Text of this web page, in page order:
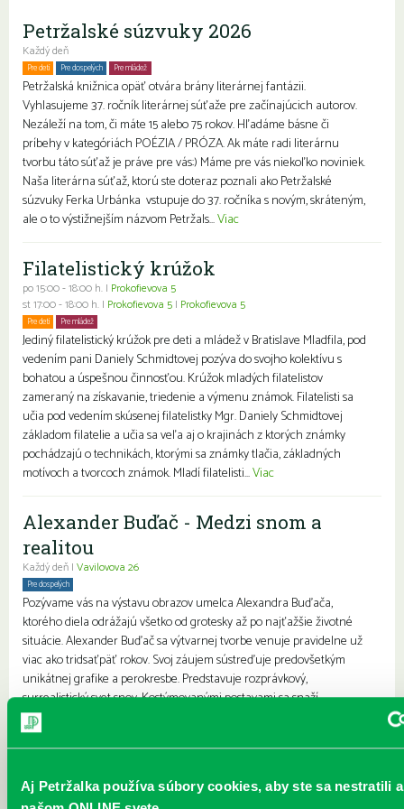
Aj Petržalka používa súbory cookies, aby ste sa nestratili
Petržalské súzvuky 2026
Každý deň
Pre deti Pre dospelých Pre mládež
Petržalská knižnica opäť otvára brány literárnej fantázii.
Vyhlasujeme 37. ročník literárnej súťaže pre začínajúcich autorov.
Nezáleží na tom, či máte 15 alebo 75 rokov. Hľadáme básne či
príbehy v kategóriách POÉZIA / PRÓZA. Ak máte radi literárnu
tvorbu táto súťaž je práve pre vás:) Máme pre vás niekoľko noviniek.
Naša literárna súťaž, ktorú ste doteraz poznali ako Petržalské
súzvuky Ferka Urbánka vstupuje do 37. ročníka s novým, skráteným,
ale o to výstižnejším názvom Petržals...Viac
Filatelistický krúžok
po 15:00 - 18:00 h. | Prokofievova 5
st 17:00 - 18:00 h. | Prokofievova 5 | Prokofievova 5
Pre deti Pre mládež
Jediný filatelistický krúžok pre deti a mládež v Bratislave Mladfila, pod
vedením pani Daniely Schmidtovej pozýva do svojho kolektívu s
bohatou a úspešnou činnosťou. Krúžok mladých filatelistov
zameraný na získavanie, triedenie a výmenu známok. Filatelisti sa
učia pod vedením skúsenej filatelistky Mgr. Daniely Schmidtovej
základom filatelie a učia sa veľa aj o krajinách z ktorých známky
pochádzajú o technikách, ktorými sa známky tlačia, základných
motívoch a tvorcoch známok. Mladí filatelisti...Viac
Alexander Buďač - Medzi snom a
realitou
Každý deň | Vavilovova 26
Pre dospelých
Pozývame vás na výstavu obrazov umelca Alexandra Buďača,
ktorého diela odrážajú všetko od grotesky až po najťažšie životné
situácie. Alexander Buďač sa výtvarnej tvorbe venuje pravidelne už
viac ako tridsaťpäť rokov. Svoj záujem sústreďuje predovšetkým
unikátnej grafike a perokresbe. Predstavuje rozprávkový,
surrealistický svet snov. Kostýmovanými postavami sa snaží
vyjadrovať absenciu starnutia. Vždy ho zaujímala osoba, „postava“, s
ktorou žije alebo pracuje. Medzi jeho ľudskými postavami mo...
Aprílový program v petržalskej